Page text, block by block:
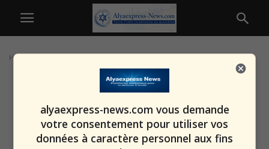
Home
alyaexpress-news.com vous demande
votre consentement pour utiliser vos
données à caractère personnel aux fins